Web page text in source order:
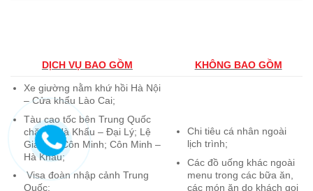
DỊCH VỤ BAO GỒM KHÔNG BAO GỒM
Xe giường nằm khứ hồi Hà Nội
– Cửa khẩu Lào Cai;
Tàu cao tốc bên Trung Quốc
chặng: Hà Khẩu – Đại Lý; Lệ
Giang – Côn Minh; Côn Minh –
Hà Khẩu;
Visa đoàn nhập cảnh Trung
Quốc;
Chi tiêu cá nhân ngoài
lịch trình;
Các đồ uống khác ngoài
menu trong các bữa ăn,
các món ăn do khách gọi